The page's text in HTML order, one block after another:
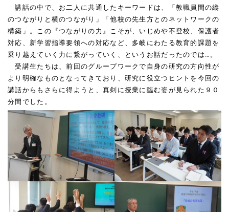
講話の中で、お二人に共通したキーワードは、「教職員間の縦
のつながりと横のつながり」「他校の先生方とのネットワークの
構築」。この『つながりの力』こそが、いじめや不登校、保護者
対応、新学習指導要領への対応など、多岐にわたる教育的課題を
乗り越えていく力に繋がっていく、というお話だったのでは…。
受講生たちは、前回のグループワークで自身の研究の方向性が
より明確なものとなってきており、研究に役立つヒントを今回の
講話からもさらに得ようと、真剣に授業に臨む姿が見られた９０
分間でした。